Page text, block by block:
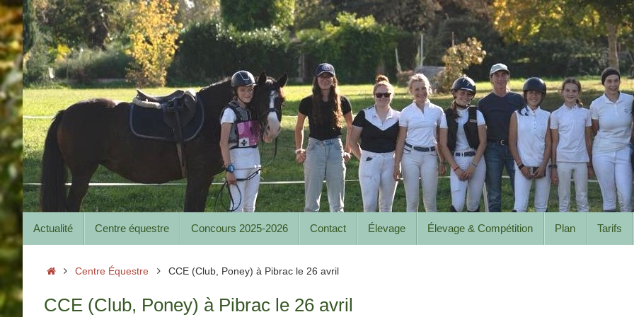
Passer
au
contenu
au
contenu
Actualité Centre équestre Concours 2025-2026 Contact Élevage Élevage & Compétition Plan Tarifs
AccueilCentre Équestre CCE (Club, Poney) à Pibrac le 26 avril
CCE (Club, Poney) à Pibrac le 26 avril